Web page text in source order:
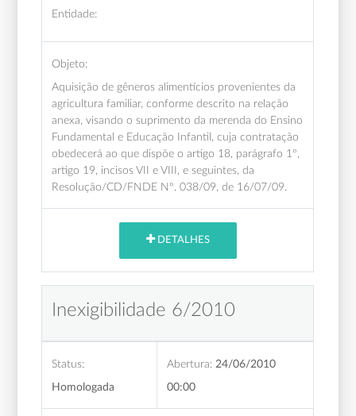
Entidade:
Objeto:
Aquisição de gêneros alimentícios provenientes da
agricultura familiar, conforme descrito na relação
anexa, visando o suprimento da merenda do Ensino
Fundamental e Educação Infantil, cuja contratação
obedecerá ao que dispõe o artigo 18, parágrafo 1º,
artigo 19, incisos VII e VIII, e seguintes, da
Resolução/CD/FNDE Nº. 038/09, de 16/07/09.
DETALHES
Inexigibilidade 6/2010
Status:
Homologada
Abertura: 24/06/2010
00:00